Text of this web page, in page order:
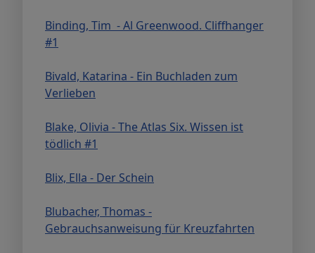
Binding, Tim - Al Greenwood. Cliffhanger
#1
Bivald, Katarina - Ein Buchladen zum
Verlieben
Blake, Olivia - The Atlas Six. Wissen ist
tödlich #1
Blix, Ella - Der Schein
Blubacher, Thomas -
Gebrauchsanweisung für Kreuzfahrten